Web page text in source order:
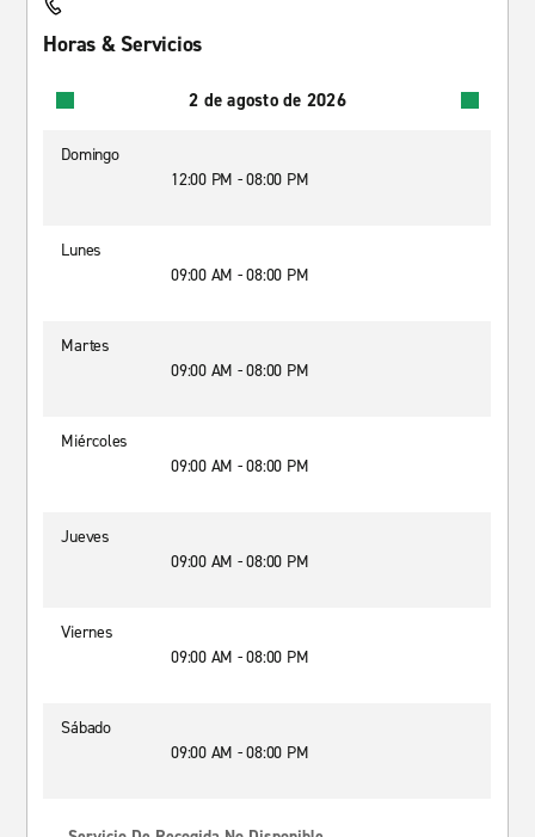
Horas & Servicios
2 de agosto de 2026
Domingo
12:00 PM - 08:00 PM
Lunes
09:00 AM - 08:00 PM
Martes
09:00 AM - 08:00 PM
Miércoles
09:00 AM - 08:00 PM
Jueves
09:00 AM - 08:00 PM
Viernes
09:00 AM - 08:00 PM
Sábado
09:00 AM - 08:00 PM